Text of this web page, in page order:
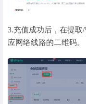
3.充值成功后，在提取
应网络线路的二维码。